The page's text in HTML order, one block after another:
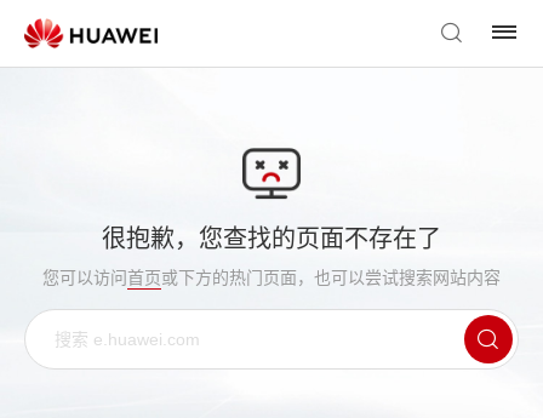
很抱歉，您查找的页面不存在了
您可以访问首页或下方的热门页面，也可以尝试搜索网站内容